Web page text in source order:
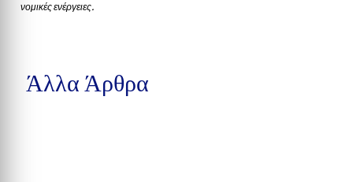
νομικές ενέργειες.
Άλλα Άρθρα